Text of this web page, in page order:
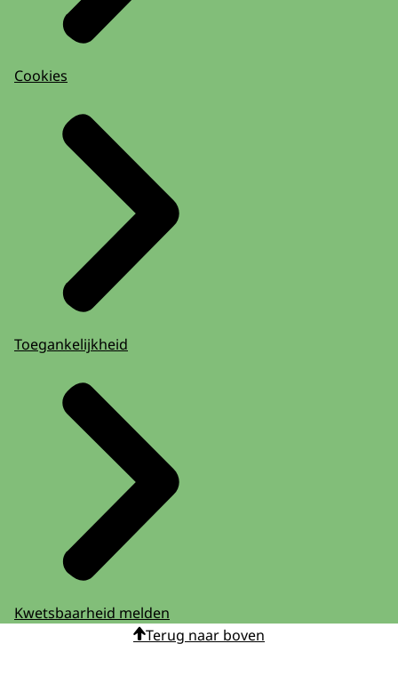
Cookies
Toegankelijkheid
Kwetsbaarheid melden
Terug naar boven